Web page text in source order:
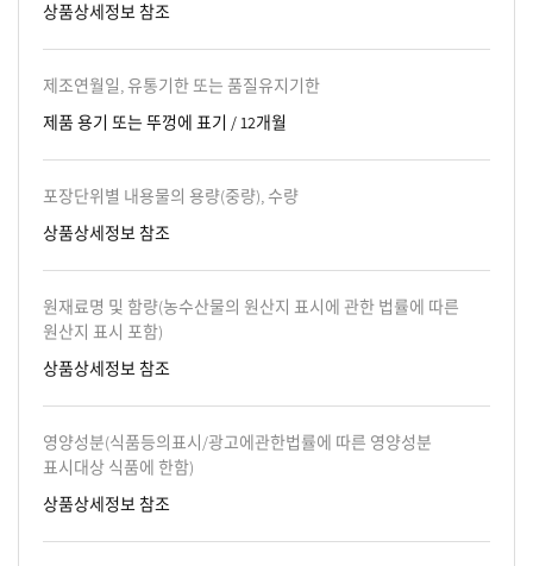
상품상세정보 참조
제조연월일, 유통기한 또는 품질유지기한
제품 용기 또는 뚜껑에 표기 / 12개월
포장단위별 내용물의 용량(중량), 수량
상품상세정보 참조
원재료명 및 함량(농수산물의 원산지 표시에 관한 법률에 따른
원산지 표시 포함)
상품상세정보 참조
영양성분(식품등의표시/광고에관한법률에 따른 영양성분
표시대상 식품에 한함)
상품상세정보 참조